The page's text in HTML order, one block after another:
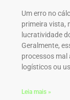
Um erro no
primeira vista,
lucratividade
Geralmente,
processos
logísticos ou
Leia mais »